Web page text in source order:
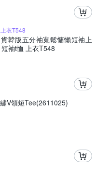
衣T548
韓版五分袖寬鬆慵懶短袖上
袖t恤 上衣T548
V領短Tee(2611025)